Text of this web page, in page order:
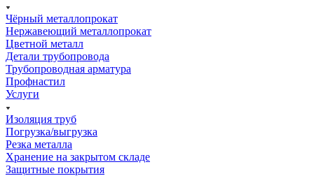
Чёрный металлопрокат
Нержавеющий металлопрокат
Цветной металл
Детали трубопровода
Трубопроводная арматура
Профнастил
Услуги
Изоляция труб
Погрузка/выгрузка
Резка металла
Хранение на закрытом складе
Защитные покрытия